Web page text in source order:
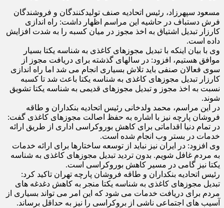
مسعود سپهرزاد، رئیس اتحادیه صنف تولیدکنندگان و فروشندگان
فرش دستباف در حاشیه این مراسم اظهار داشت: راه اندازی
کارزار تبدیل اشتیاق به اخذ مجوز در میان کسبه را به شدت افزایش
داده است.
وی با بیان اینکه با تبدیل مجوزهای کاغذی به شناسه یکتا بسیار
موافق هستیم، افزود: در سال‎های گذشته برای دریافت مجوز از
سوی فعالان صنفی باید تلاش بسیاری انجام می شد اما راه اندازی
کارزار تبدیل مجوزهای کاغذی به شناسه یکتا باعث شد تا کسبه
نسبت به اخذ مجوز و تبدیل مجوزهای قدیمی به شناسه یکتا تشویق
شوند.
در این مراسم، محمد ولدخانی رئیس اتحادیه بنکداران و طاقه
فروشان پارچه نیز با اشاره به حفظ اصالت مجوزهای کاغذی گفت:
در تمام دنیا اقداماتی برای کاهش بوروکراسی اداری از طریق ارائه
خدمات در بستر وب انجام شده است.
وی افزود: در ایران نیز نباید از توسعه ساختارها برای ارائه خدمات
به مردم غافل شویم. بدون تردید تبدیل مجوزهای کاغذی به شناسه
یکتا نیز گامی در مسیر کاهش بوروکراسی است.
رئیس اتحادیه بنکداران و طاقه فروشان پارچه تهران تاکید کرد:
تبدیل مجوزهای کاغذی به شناسه یکتا منجر به کاهش دغدغه های
مردم برای دریافت خدمات می شود که این امر می تواند بسیاری از
آسیب های اجتماعی ناشی از بروکراسی را نیز به حداقل برساند.